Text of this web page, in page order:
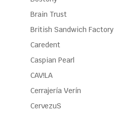
Brain Trust
British Sandwich Factory
Caredent
Caspian Pearl
CAV!LA
Cerrajería Verín
CervezuS